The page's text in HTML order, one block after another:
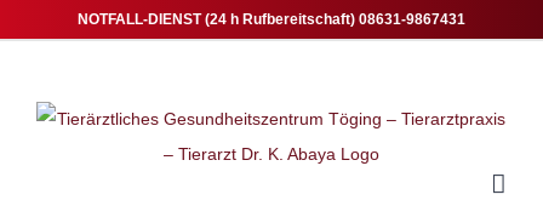
NOTFALL-DIENST (24 h Rufbereitschaft) 08631-9867431